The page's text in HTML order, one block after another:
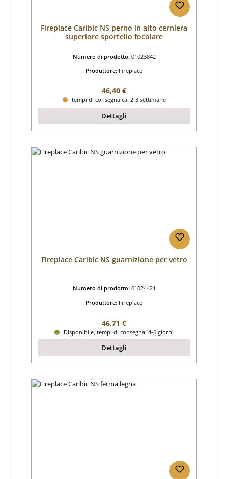
Fireplace Caribic NS perno in alto cerniera
superiore sportello focolare
Numero di prodotto: 01023842
Produttore: Fireplace
Prezzo normale:
46,40 €
tempi di consegna ca. 2-3 settimane
Dettagli
Fireplace Caribic NS guarnizione per vetro
Numero di prodotto: 01024421
Produttore: Fireplace
Prezzo normale:
46,71 €
Disponibile, tempi di consegna: 4-6 giorni
Dettagli